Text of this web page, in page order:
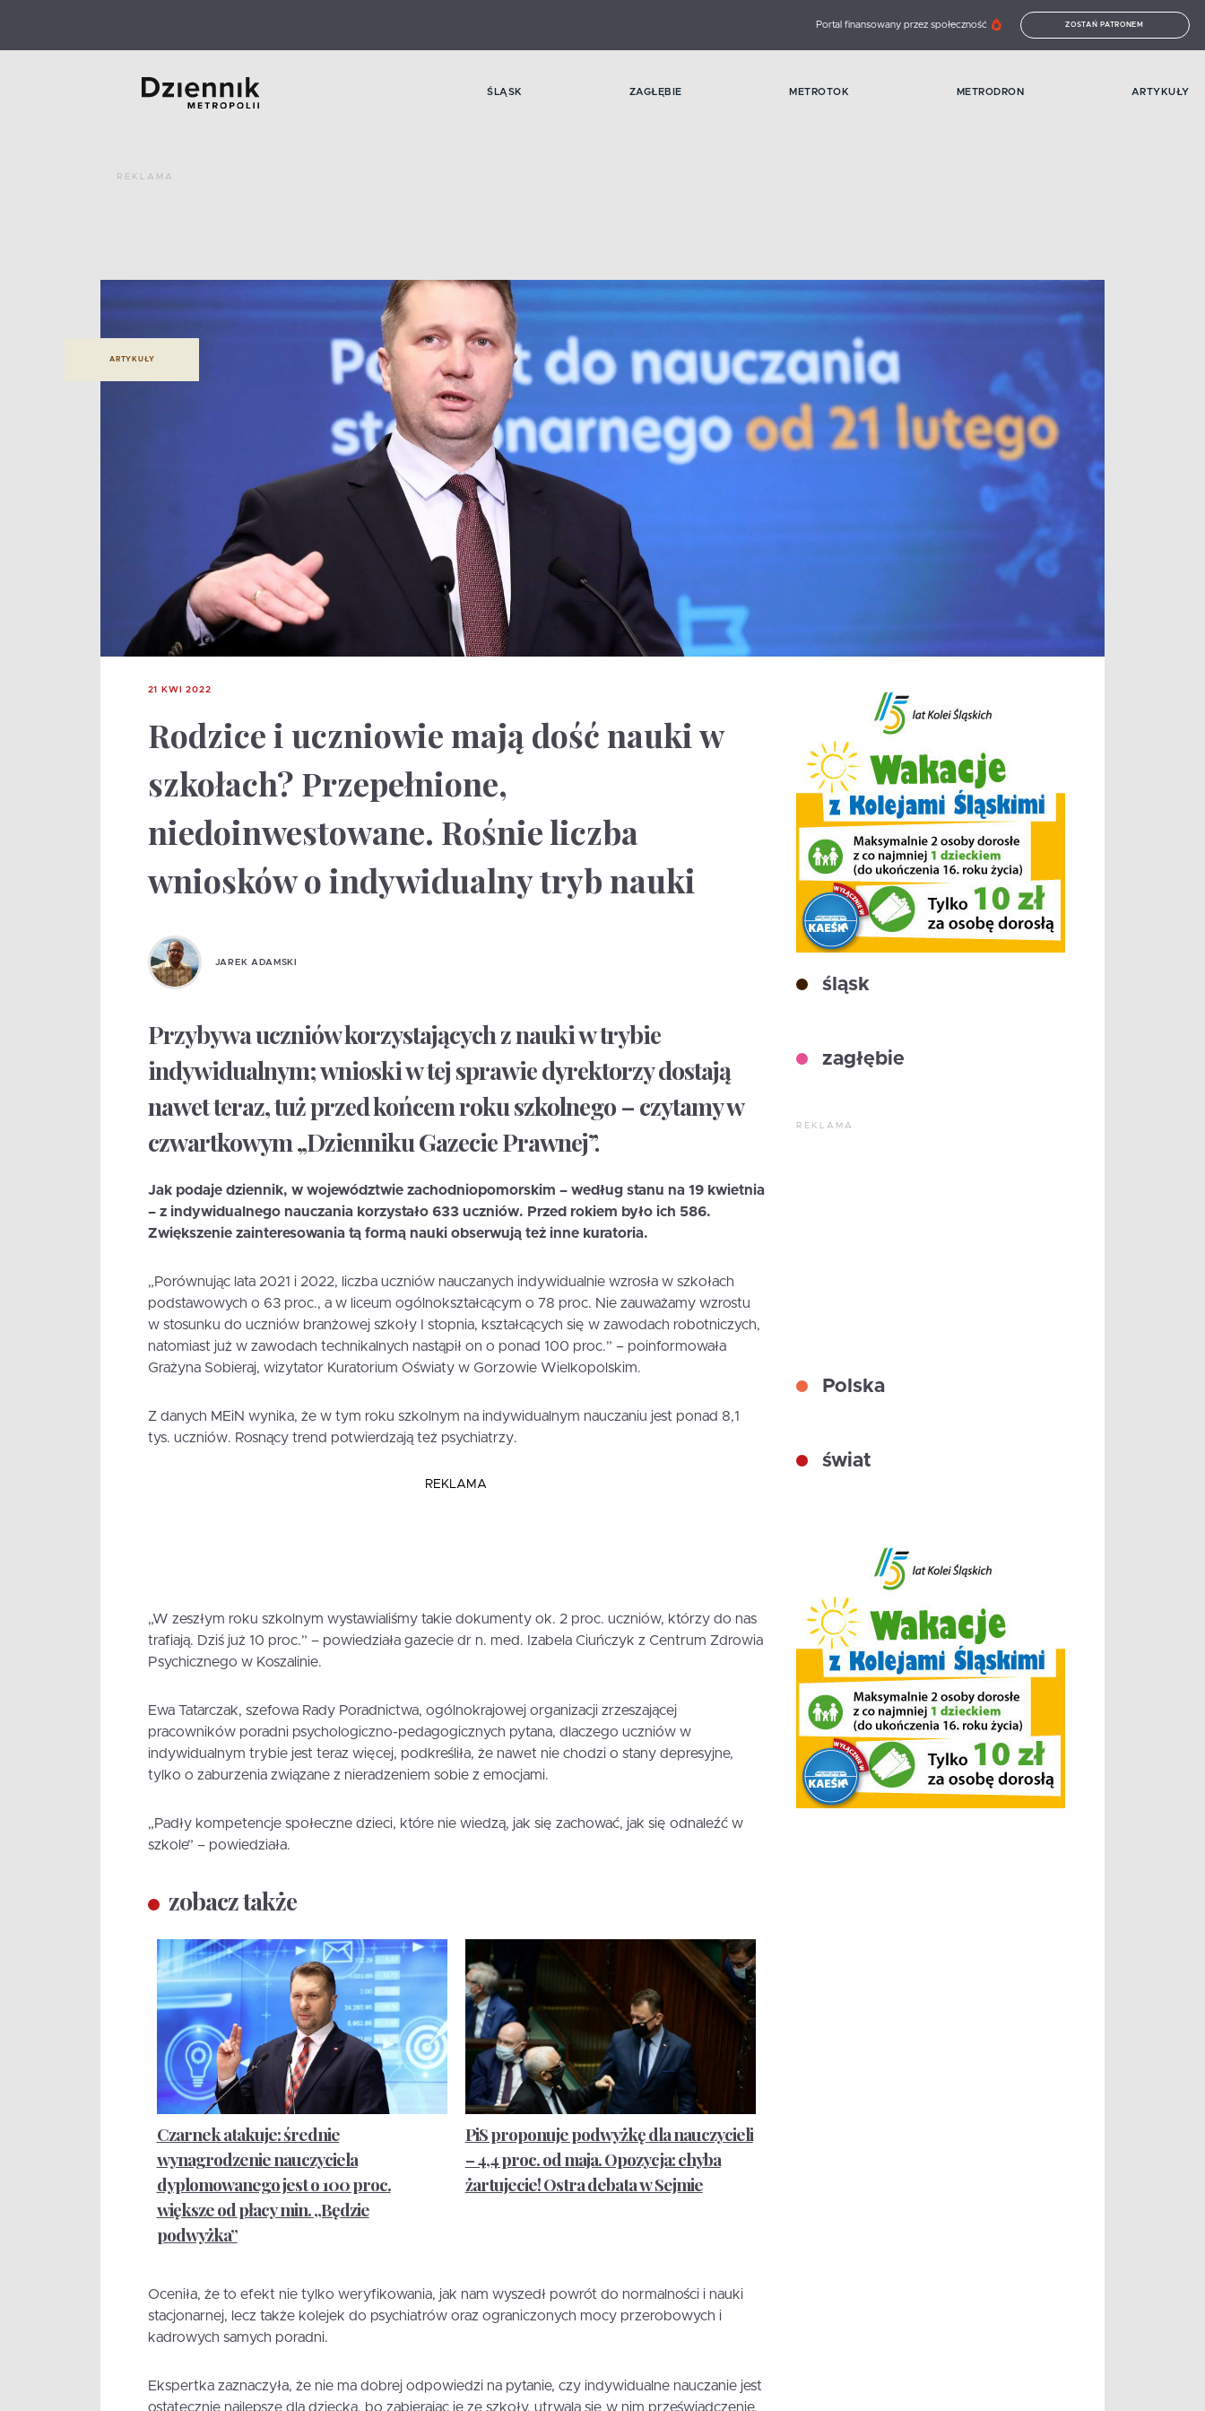
Portal finansowany przez społeczność ZOSTAŃ PATRONEM
ŚLĄSK ZAGŁĘBIE METROTOK METRODRON ARTYKUŁY
REKLAMA
ARTYKUŁY
21 KWI 2022
Rodzice i uczniowie mają dość nauki w
szkołach? Przepełnione,
niedoinwestowane. Rośnie liczba
wniosków o indywidualny tryb nauki
JAREK ADAMSKI
Przybywa uczniów korzystających z nauki w trybie
indywidualnym; wnioski w tej sprawie dyrektorzy dostają
nawet teraz, tuż przed końcem roku szkolnego – czytamy w
czwartkowym „Dzienniku Gazecie Prawnej”.
Jak podaje dziennik, w województwie zachodniopomorskim – według stanu na 19 kwietnia
– z indywidualnego nauczania korzystało 633 uczniów. Przed rokiem było ich 586.
Zwiększenie zainteresowania tą formą nauki obserwują też inne kuratoria.
„Porównując lata 2021 i 2022, liczba uczniów nauczanych indywidualnie wzrosła w szkołach
podstawowych o 63 proc., a w liceum ogólnokształcącym o 78 proc. Nie zauważamy wzrostu
w stosunku do uczniów branżowej szkoły I stopnia, kształcących się w zawodach robotniczych,
natomiast już w zawodach technikalnych nastąpił on o ponad 100 proc.” – poinformowała
Grażyna Sobieraj, wizytator Kuratorium Oświaty w Gorzowie Wielkopolskim.
Z danych MEiN wynika, że w tym roku szkolnym na indywidualnym nauczaniu jest ponad 8,1
tys. uczniów. Rosnący trend potwierdzają też psychiatrzy.
REKLAMA
„W zeszłym roku szkolnym wystawialiśmy takie dokumenty ok. 2 proc. uczniów, którzy do nas
trafiają. Dziś już 10 proc.” – powiedziała gazecie dr n. med. Izabela Ciuńczyk z Centrum Zdrowia
Psychicznego w Koszalinie.
Ewa Tatarczak, szefowa Rady Poradnictwa, ogólnokrajowej organizacji zrzeszającej
pracowników poradni psychologiczno-pedagogicznych pytana, dlaczego uczniów w
indywidualnym trybie jest teraz więcej, podkreśliła, że nawet nie chodzi o stany depresyjne,
tylko o zaburzenia związane z nieradzeniem sobie z emocjami.
„Padły kompetencje społeczne dzieci, które nie wiedzą, jak się zachować, jak się odnaleźć w
szkole” – powiedziała.
zobacz także
Czarnek atakuje: średnie
wynagrodzenie nauczyciela
dyplomowanego jest o 100 proc.
większe od płacy min. „Będzie
podwyżka”
PiS proponuje podwyżkę dla nauczycieli
– 4,4 proc. od maja. Opozycja: chyba
żartujecie! Ostra debata w Sejmie
Oceniła, że to efekt nie tylko weryfikowania, jak nam wyszedł powrót do normalności i nauki
stacjonarnej, lecz także kolejek do psychiatrów oraz ograniczonych mocy przerobowych i
kadrowych samych poradni.
Ekspertka zaznaczyła, że nie ma dobrej odpowiedzi na pytanie, czy indywidualne nauczanie jest
ostatecznie najlepsze dla dziecka, bo zabierając je ze szkoły, utrwala się w nim przeświadczenie,
śląsk
zagłębie
REKLAMA
Polska
świat